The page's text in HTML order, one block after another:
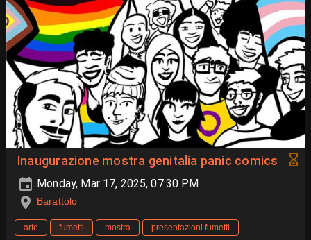
Inaugurazione mostra genitalia panic comics
Monday, Mar 17, 2025, 07:30 PM
Barattolo
arte fumetti mostra presentazioni fumetti